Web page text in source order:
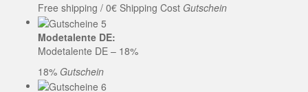
Free shipping / 0€ Shipping Cost Gutschein
Modetalente DE:
Modetalente DE – 18%
18% Gutschein